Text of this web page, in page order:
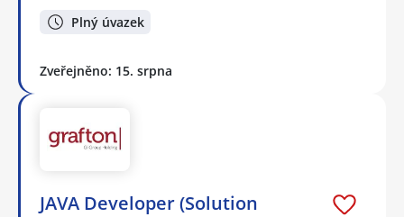
Plný úvazek
Zveřejněno: 15. srpna
JAVA Developer (Solution